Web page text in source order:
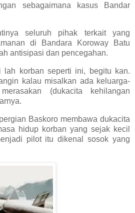
sebagaimana kasus Bandar
seluruh pihak terkait yang
di Bandara Koroway Batu
antisipasi dan pencegahan.
lah korban seperti ini, begitu kan.
kalau misalkan ada keluarga-
(dukacita kehilangan
Baskoro membawa dukacita
hidup korban yang sejak kecil
pilot itu dikenal sosok yang